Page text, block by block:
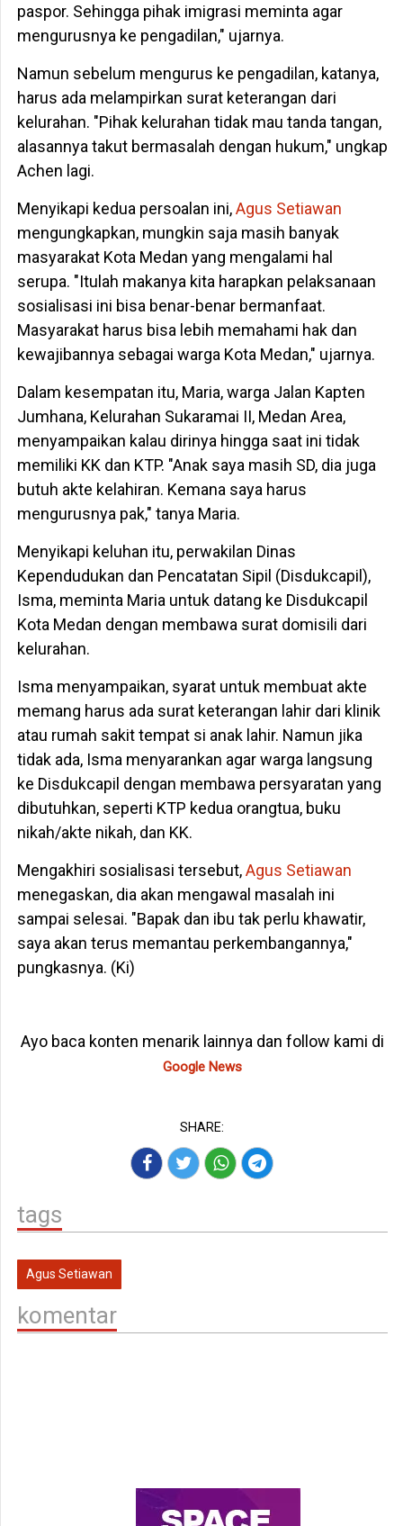
paspor. Sehingga pihak imigrasi meminta agar
mengurusnya ke pengadilan," ujarnya.
Namun sebelum mengurus ke pengadilan, katanya,
harus ada melampirkan surat keterangan dari
kelurahan. "Pihak kelurahan tidak mau tanda tangan,
alasannya takut bermasalah dengan hukum," ungkap
Achen lagi.
Menyikapi kedua persoalan ini,Agus Setiawan
mengungkapkan, mungkin saja masih banyak
masyarakat Kota Medan yang mengalami hal
serupa. "Itulah makanya kita harapkan pelaksanaan
sosialisasi ini bisa benar-benar bermanfaat.
Masyarakat harus bisa lebih memahami hak dan
kewajibannya sebagai warga Kota Medan," ujarnya.
Dalam kesempatan itu, Maria, warga Jalan Kapten
Jumhana, Kelurahan Sukaramai II, Medan Area,
menyampaikan kalau dirinya hingga saat ini tidak
memiliki KK dan KTP. "Anak saya masih SD, dia juga
butuh akte kelahiran. Kemana saya harus
mengurusnya pak," tanya Maria.
Menyikapi keluhan itu, perwakilan Dinas
Kependudukan dan Pencatatan Sipil (Disdukcapil),
Isma, meminta Maria untuk datang ke Disdukcapil
Kota Medan dengan membawa surat domisili dari
kelurahan.
Isma menyampaikan, syarat untuk membuat akte
memang harus ada surat keterangan lahir dari klinik
atau rumah sakit tempat si anak lahir. Namun jika
tidak ada, Isma menyarankan agar warga langsung
ke Disdukcapil dengan membawa persyaratan yang
dibutuhkan, seperti KTP kedua orangtua, buku
nikah/akte nikah, dan KK.
Mengakhiri sosialisasi tersebut,Agus Setiawan
menegaskan, dia akan mengawal masalah ini
sampai selesai. "Bapak dan ibu tak perlu khawatir,
saya akan terus memantau perkembangannya,"
pungkasnya. (Ki)
Ayo baca konten menarik lainnya dan follow kami di
Google News
SHARE:
tags
Agus Setiawan
komentar